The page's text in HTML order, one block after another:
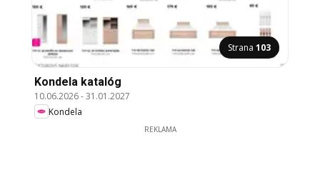
Strana 103
Kondela katalóg
10.06.2026-31.01.2027
Kondela
REKLAMA